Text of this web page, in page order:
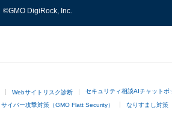
©GMO DigiRock, Inc.
Webサイトリスク診断 セキュリティ相談AIチャットボ
サイバー攻撃対策（GMO Flatt Security） なりすまし対策